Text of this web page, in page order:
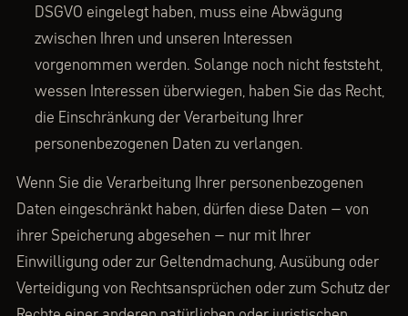
DSGVO eingelegt haben, muss eine Abwägung
zwischen Ihren und unseren Interessen
vorgenommen werden. Solange noch nicht feststeht,
wessen Interessen überwiegen, haben Sie das Recht,
die Einschränkung der Verarbeitung Ihrer
personenbezogenen Daten zu verlangen.
Wenn Sie die Verarbeitung Ihrer personenbezogenen
Daten eingeschränkt haben, dürfen diese Daten – von
ihrer Speicherung abgesehen – nur mit Ihrer
Einwilligung oder zur Geltendmachung, Ausübung oder
Verteidigung von Rechtsansprüchen oder zum Schutz der